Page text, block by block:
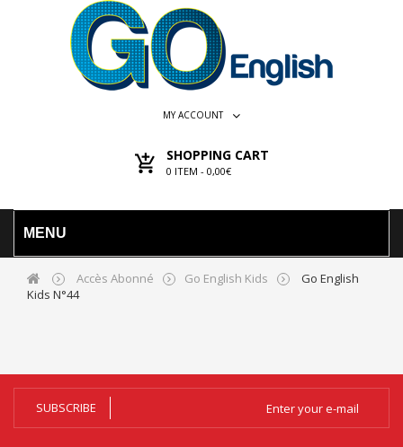
MY ACCOUNT
SHOPPING CART
0 ITEM - 0,00€
MENU
Accès Abonné Go English Kids
Go English
Kids N°44
SUBSCRIBE